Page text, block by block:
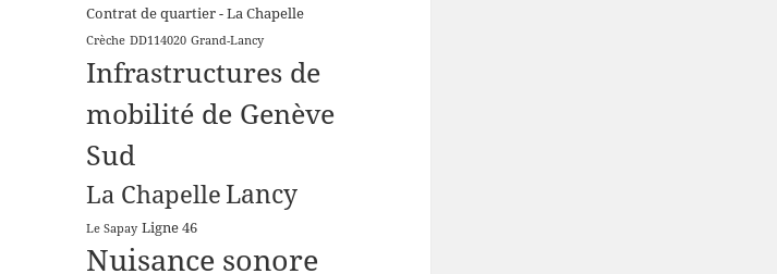
Contrat de quartier - La Chapelle
Crèche DD114020 Grand-Lancy
Infrastructures de
mobilité de Genève
Sud
La ChapelleLancy
Le Sapay Ligne 46
Nuisance sonore